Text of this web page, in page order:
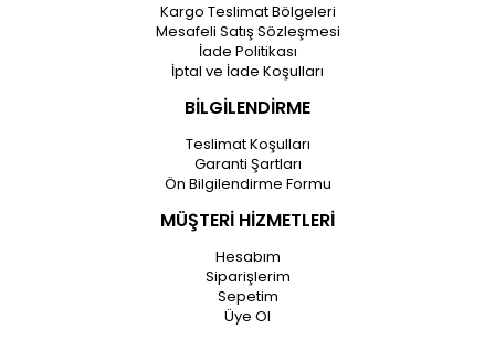
Kargo Teslimat Bölgeleri
Mesafeli Satış Sözleşmesi
İade Politikası
İptal ve İade Koşulları
BİLGİLENDİRME
Teslimat Koşulları
Garanti Şartları
Ön Bilgilendirme Formu
MÜŞTERİ HİZMETLERİ
Hesabım
Siparişlerim
Sepetim
Üye Ol